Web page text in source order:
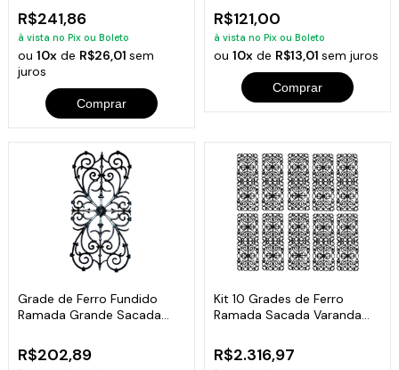
R$241,86
à vista no Pix ou Boleto
ou10x de R$26,01sem
juros
Comprar
R$121,00
à vista no Pix ou Boleto
ou 10xde R$13,01 sem juros
Comprar
Grade de Ferro Fundido
Ramada Grande Sacada
R$202,89
Kit 10 Grades de Ferro
Ramada Sacada Varanda
R$2.316,97